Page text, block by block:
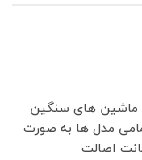
ماشین های سنگین
مدل ها به صورت
اصالت